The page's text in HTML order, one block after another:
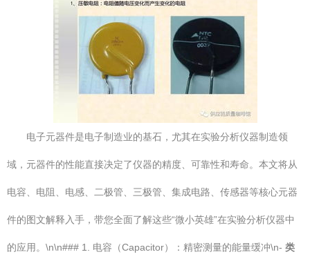
电子元器件是电子制造业的基石，尤其在实验分析仪器制造领
域，元器件的性能直接决定了仪器的精度、可靠性和寿命。本文将从
电容、电阻、电感、二极管、三极管、集成电路、传感器等核心元器
件的图文解释入手，带您全面了解这些“微小英雄”在实验分析仪器中
的应用。\n\n### 1. 电容（Capacitor）：精密测量的能量缓冲\n- 类